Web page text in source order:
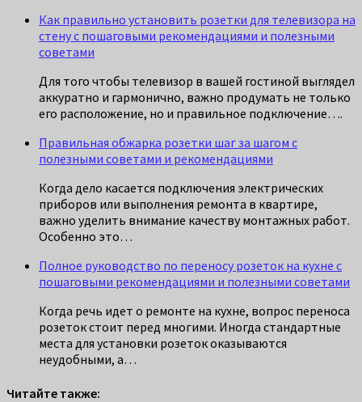
Как правильно установить розетки для телевизора на
стену с пошаговыми рекомендациями и полезными
советами
Для того чтобы телевизор в вашей гостиной выглядел
аккуратно и гармонично, важно продумать не только
его расположение, но и правильное подключение….
Правильная обжарка розетки шаг за шагом с
полезными советами и рекомендациями
Когда дело касается подключения электрических
приборов или выполнения ремонта в квартире,
важно уделить внимание качеству монтажных работ.
Особенно это…
Полное руководство по переносу розеток на кухне с
пошаговыми рекомендациями и полезными советами
Когда речь идет о ремонте на кухне, вопрос переноса
розеток стоит перед многими. Иногда стандартные
места для установки розеток оказываются
неудобными, а…
Читайте также: